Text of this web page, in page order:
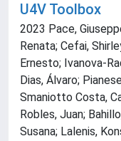
U4V Toolbox
2023 Pace,
Renata; Cefai,
Ernesto; Ivanova-
Dias, Álvaro;
Smaniotto Costa,
Robles, Juan;
Susana; Lalenis,